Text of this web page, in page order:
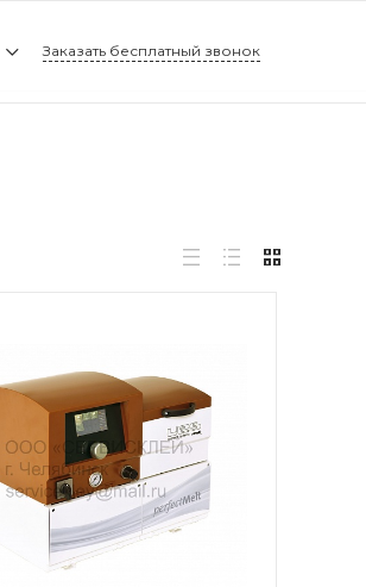
Заказать бесплатный звонок